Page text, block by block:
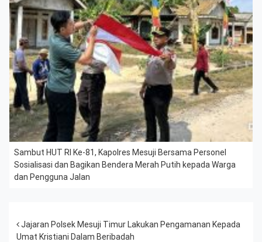
Sambut HUT RI Ke-81, Kapolres Mesuji Bersama Personel
Sosialisasi dan Bagikan Bendera Merah Putih kepada Warga
dan Pengguna Jalan
Post navigation
Jajaran Polsek Mesuji Timur Lakukan Pengamanan Kepada
Umat Kristiani Dalam Beribadah